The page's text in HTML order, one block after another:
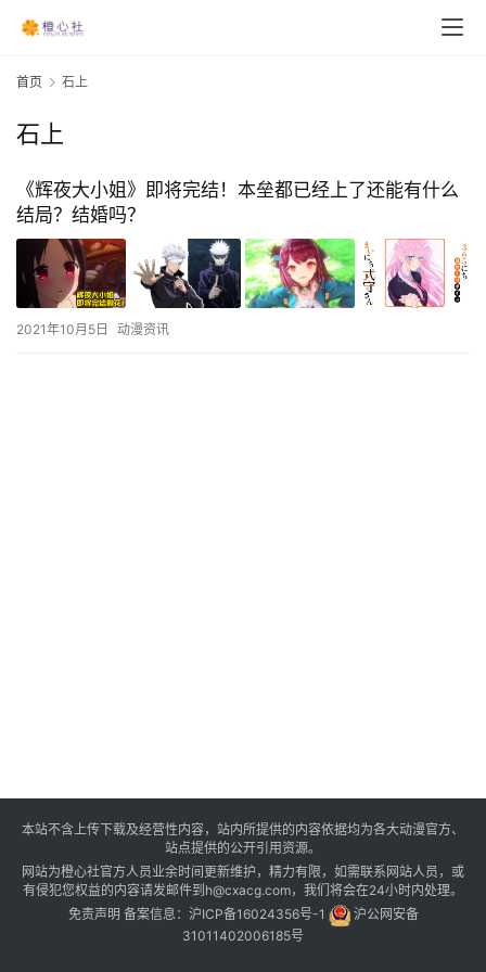
首页 石上
石上
《辉夜大小姐》即将完结！本垒都已经上了还能有什么
结局？结婚吗？
2021年10月5日 动漫资讯
本站不含上传下载及经营性内容，站内所提供的内容依据均为各大动漫官方、
站点提供的公开引用资源。
网站为橙心社官方人员业余时间更新维护，精力有限，如需联系网站人员，或
有侵犯您权益的内容请发邮件到h@cxacg.com，我们将会在24小时内处理。
免责声明 备案信息： 沪ICP备16024356号-1
沪公网安备
31011402006185号